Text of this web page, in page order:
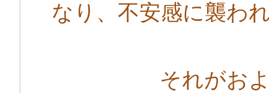
なり、不安感に襲わ
それがおよそ